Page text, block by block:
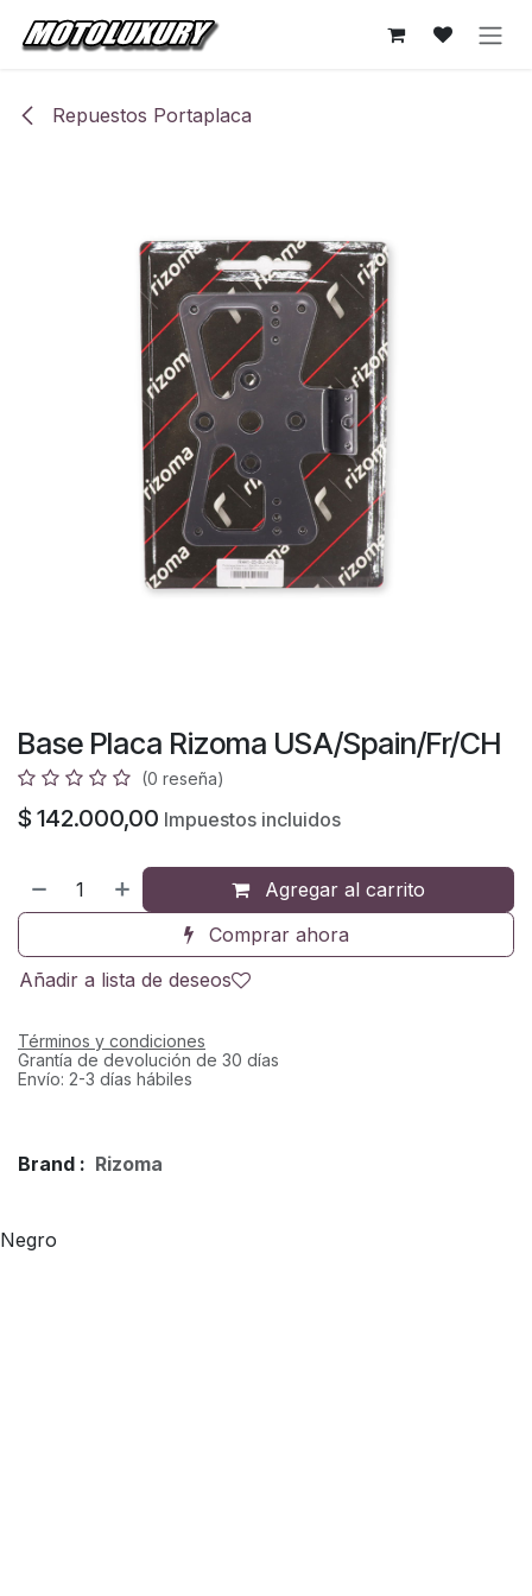
Ir al contenido
Repuestos Portaplaca
Base Placa Rizoma USA/Spain/Fr/CH
(0 reseña)
$ 142.000,00 Impuestos incluidos
Agregar al carrito
Comprar ahora
Añadir a lista de deseos
Términos y condiciones
Grantía de devolución de 30 días
Envío: 2-3 días hábiles
Brand : Rizoma
Negro